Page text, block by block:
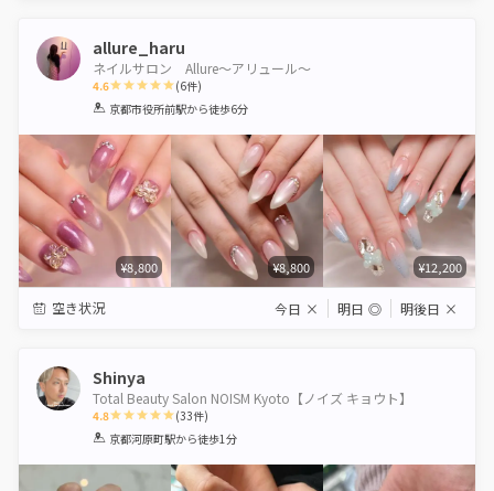
allure_haru
ネイルサロン Allure〜アリュール〜
4.6
1 2 3 4 5
(6件)
京都市役所前駅から徒歩6分
¥8,800 ¥8,800 ¥12,200
空き状況 今日 × 明日 ◎ 明後日 ×
Shinya
Total Beauty Salon NOISM Kyoto【ノイズ キョウト】
4.8
1 2 3 4 5
(33件)
京都河原町駅から徒歩1分